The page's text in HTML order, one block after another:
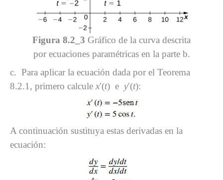
Figura 8.2_3 Gráfico de la curva descrita
por ecuaciones paramétricas en la parte b.
c. Para aplicar la ecuación dada por el Teorema
8.2.1, primero calcule x′(t) e y′(t):
A continuación sustituya estas derivadas en la
ecuación: